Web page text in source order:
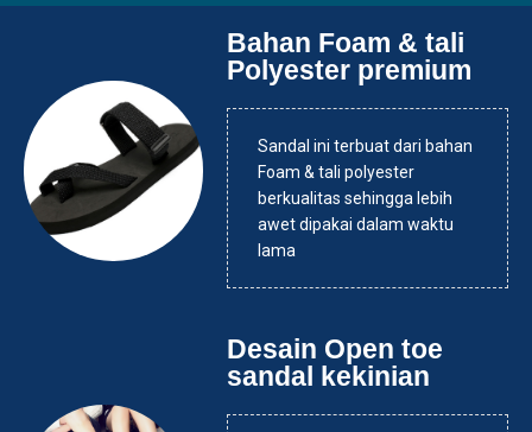
Bahan Foam & tali
Polyester premium
Sandal ini terbuat dari bahan
Foam & tali polyester
berkualitas sehingga lebih
awet dipakai dalam waktu
lama
Desain Open toe
sandal kekinian